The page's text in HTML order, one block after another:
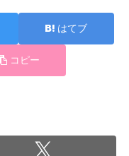
はてブ
コピー